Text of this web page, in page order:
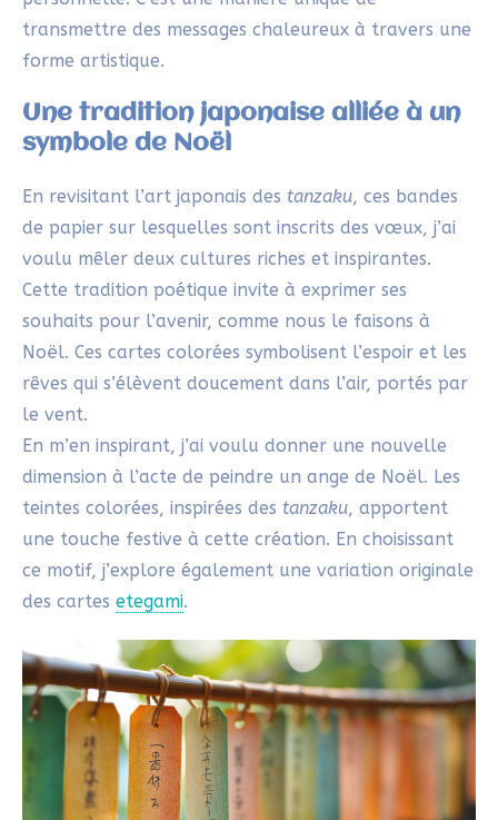
En revisitant l’art japonais des tanzaku , ces bandes
de papier sur lesquelles sont inscrits des vœux, j’ai
voulu mêler deux cultures riches et inspirantes.
Cette tradition poétique invite à exprimer ses
souhaits pour l’avenir, comme nous le faisons à
rêves qui s’élèvent doucement dans l’air, portés par
le vent.
En m’en inspirant, j’ai voulu donner une nouvelle
dimension à l’acte de peindre un ange de Noël. Les
teintes colorées, inspirées des tanzaku , apportent
une touche festive à cette création. En choisissant
ce motif, j’explore également une variation originale
des cartes
II.Comment transformer tes